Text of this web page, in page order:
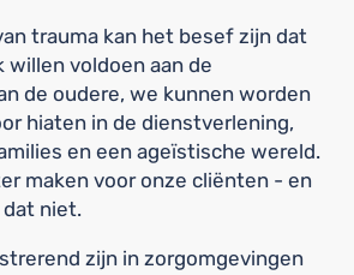
trauma kan het besef zijn dat
willen voldoen aan de
de oudere, we kunnen worden
hiaten in de dienstverlening,
en een ageïstische wereld.
maken voor onze cliënten - en
niet.
zijn in zorgomgevingen